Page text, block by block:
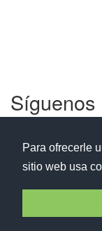
Para ofrecerle
sitio web usa
Síguenos